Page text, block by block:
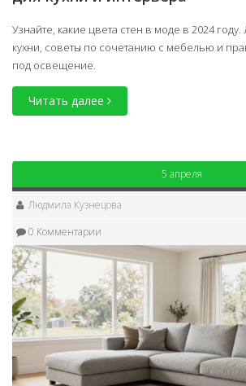
Узнайте, какие цвета стен в моде в 2024
кухни, советы по сочетанию с мебелью и
под освещение.
Читать далее
5 апреля
Людмила Кузнецова
0 Комментарии